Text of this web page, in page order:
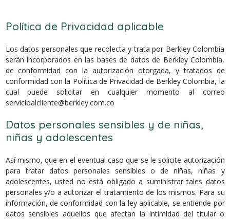
Política de Privacidad aplicable
Los datos personales que recolecta y trata por Berkley Colombia
serán incorporados en las bases de datos de Berkley Colombia,
de conformidad con la autorización otorgada, y tratados de
conformidad con la Política de Privacidad de Berkley Colombia, la
cual puede solicitar en cualquier momento al correo
servicioalcliente@berkley.com.co
Datos personales sensibles y de niñas,
niñas y adolescentes
Así mismo, que en el eventual caso que se le solicite autorización
para tratar datos personales sensibles o de niñas, niñas y
adolescentes, usted no está obligado a suministrar tales datos
personales y/o a autorizar el tratamiento de los mismos. Para su
información, de conformidad con la ley aplicable, se entiende por
datos sensibles aquellos que afectan la intimidad del titular o